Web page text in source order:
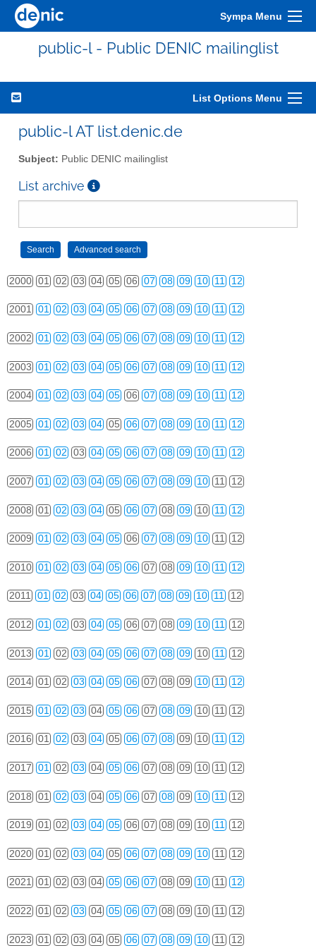
Sympa Menu
public-l - Public DENIC mailinglist
List Options Menu
public-l AT list.denic.de
Subject: Public DENIC mailinglist
List archive
2000 01 02 03 04 05 06 07 08 09 10 11 12
2001 01 02 03 04 05 06 07 08 09 10 11 12
2002 01 02 03 04 05 06 07 08 09 10 11 12
2003 01 02 03 04 05 06 07 08 09 10 11 12
2004 01 02 03 04 05 06 07 08 09 10 11 12
2005 01 02 03 04 05 06 07 08 09 10 11 12
2006 01 02 03 04 05 06 07 08 09 10 11 12
2007 01 02 03 04 05 06 07 08 09 10 11 12
2008 01 02 03 04 05 06 07 08 09 10 11 12
2009 01 02 03 04 05 06 07 08 09 10 11 12
2010 01 02 03 04 05 06 07 08 09 10 11 12
2011 01 02 03 04 05 06 07 08 09 10 11 12
2012 01 02 03 04 05 06 07 08 09 10 11 12
2013 01 02 03 04 05 06 07 08 09 10 11 12
2014 01 02 03 04 05 06 07 08 09 10 11 12
2015 01 02 03 04 05 06 07 08 09 10 11 12
2016 01 02 03 04 05 06 07 08 09 10 11 12
2017 01 02 03 04 05 06 07 08 09 10 11 12
2018 01 02 03 04 05 06 07 08 09 10 11 12
2019 01 02 03 04 05 06 07 08 09 10 11 12
2020 01 02 03 04 05 06 07 08 09 10 11 12
2021 01 02 03 04 05 06 07 08 09 10 11 12
2022 01 02 03 04 05 06 07 08 09 10 11 12
2023 01 02 03 04 05 06 07 08 09 10 11 12